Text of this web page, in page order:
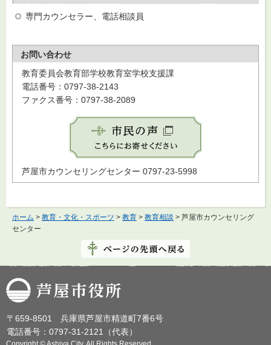
専門カウンセラー、電話相談員
お問い合わせ
教育委員会教育部学校教育室学校支援課
電話番号：0797-38-2143
ファクス番号：0797-38-2089
芦屋市カウンセリングセンター 0797-23-5998
ホーム > 教育・文化・スポーツ > 教育 > 教育相談 > 芦屋市カウンセリング
センター
芦屋市役所
〒659-8501 兵庫県芦屋市精道町7番6号
電話番号：0797-31-2121（代表）